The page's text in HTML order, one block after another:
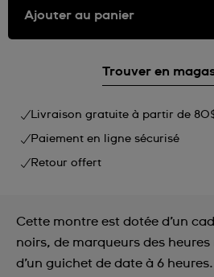
Ajouter au panier
Trouver en
Livraison gratuite à partir de
Paiement en ligne sécurisé
Retour offert
Cette montre est dotée d’un
noirs, de marqueurs des
d’un guichet de date à 6